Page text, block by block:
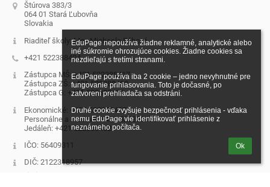
EduPage nepoužíva žiadne reklamné, analytické alebo
iné súkromie ohrozujúce cookies. Žiadne cookies sa
nezdieľajú s tretími stranami.
EduPage používa iba 2 cookie – jedno nevyhnutné pre
fungovanie prihlasovania. Toto je dočasné, po
zatvorení prehliadača sa odstráni.
Druhé cookie zvyšuje bezpečnosť prihlásenia - vďaka
nemu EduPage vie identifikovať prihlásenie z
neznámeho počítača.
Ok
Štúrova 383/3
064 01 Stará Ľubovňa
Slovakia
Riaditeľ školy: Mgr. Michaela Fábová
+421 522388404
Zástupca MŠ: +421 522388417
Zástupca ZŠ: +421 522388403
Zástupca G: +421 522388406
Ekonomické: +421 522388407
Personálne a mzdové: +421 522388400
Jedáleň: +421 522388402
IČO: 56409311
DIČ: 2122318957